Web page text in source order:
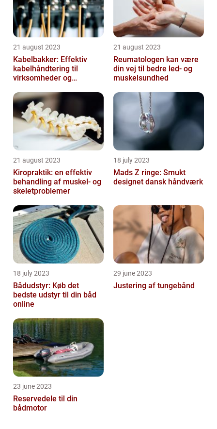
21 august 2023
Kabelbakker: Effektiv
kabelhåndtering til
virksomheder og
21 august 2023
Reumatologen kan være
din vej til bedre led- og
muskelsundhed
21 august 2023
Kiropraktik: en effektiv
behandling af muskel- og
skeletproblemer
18 july 2023
Mads Z ringe: Smukt
designet dansk håndværk
18 july 2023
Bådudstyr: Køb det
bedste udstyr til din båd
online
29 june 2023
Justering af tungebånd
23 june 2023
Reservedele til din
bådmotor